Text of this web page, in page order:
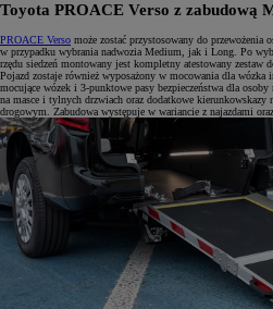
Toyota PROACE Verso z zabudową
PROACE Verso może zostać przystosowany do przewożenia
w przypadku wybrania nadwozia Medium, jak i Long. Po
rzędu siedzeń montowany jest kompletny atestowany zestaw
Pojazd zostaje również wyposażony w mocowania dla
mocujące wózek i 3-punktowe pasy bezpieczeństwa dla
na masce i tylnych drzwiach oraz dodatkowe kierunkowskazy
drogowym. Zabudowa występuje w wariancie z najazdami